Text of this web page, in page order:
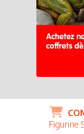
Figurine